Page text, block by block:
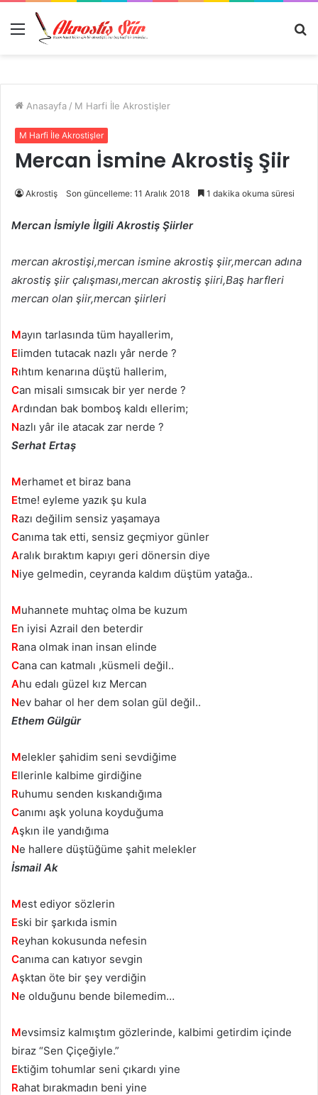
Menü
Anasayfa / M Harfi İle Akrostişler
M Harfi İle Akrostişler
Mercan İsmine Akrostiş Şiir
Akrostiş Son güncelleme: 11 Aralık 2018 1 dakika okuma süresi
Mercan İsmiyle İlgili Akrostiş Şiirler
mercan akrostişi,mercan ismine akrostiş şiir,mercan adına
akrostiş şiir çalışması,mercan akrostiş şiiri,Baş harfleri
mercan olan şiir,mercan şiirleri
Mayın tarlasında tüm hayallerim,
Elimden tutacak nazlı yâr nerde ?
Rıhtım kenarına düştü hallerim,
Can misali sımsıcak bir yer nerde ?
Ardından bak bomboş kaldı ellerim;
Nazlı yâr ile atacak zar nerde ?
Serhat Ertaş
Merhamet et biraz bana
Etme! eyleme yazık şu kula
Razı değilim sensiz yaşamaya
Canıma tak etti, sensiz geçmiyor günler
Aralık bıraktım kapıyı geri dönersin diye
Niye gelmedin, ceyranda kaldım düştüm yatağa..
Muhannete muhtaç olma be kuzum
En iyisi Azrail den beterdir
Rana olmak inan insan elinde
Cana can katmalı ,küsmeli değil..
Ahu edalı güzel kız Mercan
Nev bahar ol her dem solan gül değil..
Ethem Gülgür
Melekler şahidim seni sevdiğime
Ellerinle kalbime girdiğine
Ruhumu senden kıskandığıma
Canımı aşk yoluna koyduğuma
Aşkın ile yandığıma
Ne hallere düştüğüme şahit melekler
İsmail Ak
Mest ediyor sözlerin
Eski bir şarkıda ismin
Reyhan kokusunda nefesin
Canıma can katıyor sevgin
Aşktan öte bir şey verdiğin
Ne olduğunu bende bilemedim…
Mevsimsiz kalmıştım gözlerinde, kalbimi getirdim içinde
biraz “Sen Çiçeğiyle.”
Ektiğim tohumlar seni çıkardı yine
Rahat bırakmadın beni yine